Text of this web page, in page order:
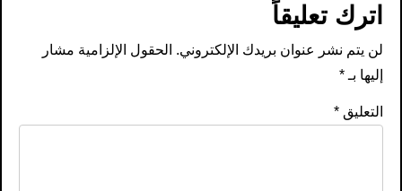
اترك تعليقاً
لن يتم نشر عنوان بريدك الإلكتروني. الحقول الإلزامية مشار
إليها بـ*
التعليق*